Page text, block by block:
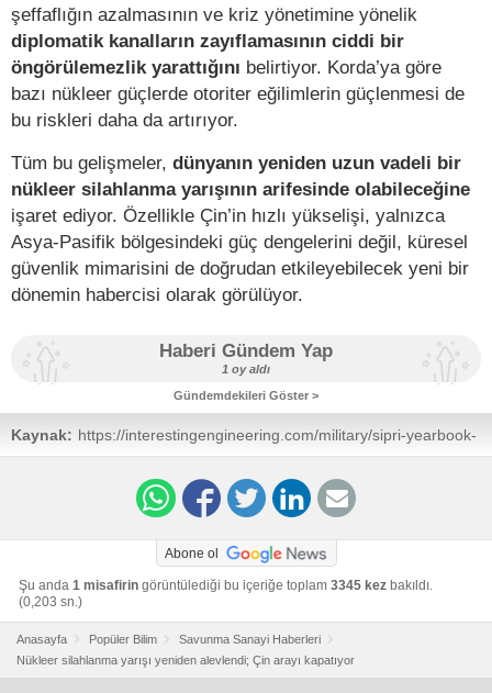
şeffaflığın azalmasının ve kriz yönetimine yönelik
diplomatik kanalların zayıflamasının ciddi bir
öngörülemezlik yarattığını belirtiyor. Korda’ya göre
bazı nükleer güçlerde otoriter eğilimlerin güçlenmesi de
bu riskleri daha da artırıyor.
Tüm bu gelişmeler, dünyanın yeniden uzun vadeli bir
nükleer silahlanma yarışının arifesinde olabileceğine
işaret ediyor. Özellikle Çin’in hızlı yükselişi, yalnızca
Asya-Pasifik bölgesindeki güç dengelerini değil, küresel
güvenlik mimarisini de doğrudan etkileyebilecek yeni bir
dönemin habercisi olarak görülüyor.
Haberi Gündem Yap
1 oy aldı
Gündemdekileri Göster >
Kaynak: https://interestingengineering.com/military/sipri-yearbook-
nuclear-warhead-stockpile-report
Abone ol
Şu anda 1 misafirin görüntülediği bu içeriğe toplam 3345 kez bakıldı.
(0,203 sn.)
Anasayfa Popüler Bilim
Savunma Sanayi Haberleri
Nükleer silahlanma yarışı yeniden alevlendi; Çin arayı kapatıyor